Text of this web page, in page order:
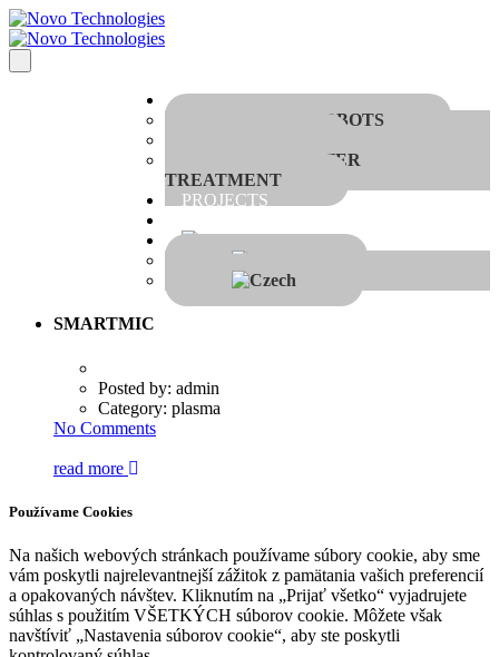
Applications
MOBILE ROBOTS
WASTEWATER
TREATMENT
PROJECTS
SMARTMIC
Posted by: admin
Category: plasma
No Comments
read more
Používame Cookies
Na našich webových stránkach používame súbory cookie, aby sme
vám poskytli najrelevantnejší zážitok z pamätania vašich preferencií
a opakovaných návštev. Kliknutím na „Prijať všetko“ vyjadrujete
súhlas s použitím VŠETKÝCH súborov cookie. Môžete však
navštíviť „Nastavenia súborov cookie“, aby ste poskytli